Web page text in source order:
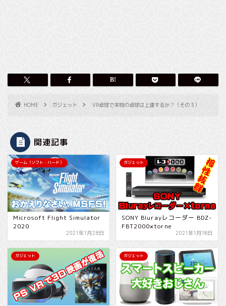
HOME ガジェット VR卓球で本物の卓球は上達するか？（その３）
関連記事
ゲーム（ソフト・ハード）
Microsoft Flight Simulator
2020
2021年1月28日
ガジェット
SONY Blurayレコーダー BDZ-
FBT2000×torne
2021年1月18日
ガジェット ガジェット